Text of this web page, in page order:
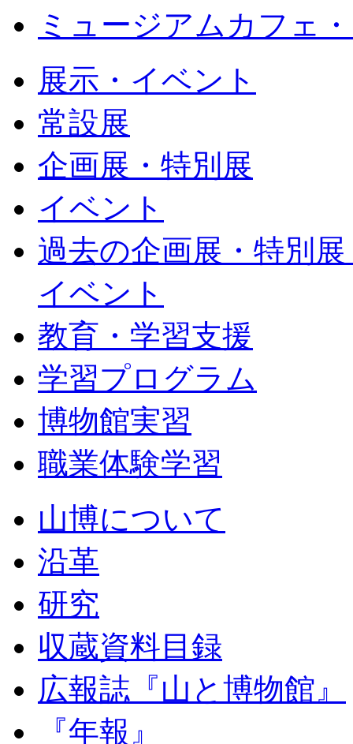
ミュージアムカフェ
展示・イベント
常設展
企画展・特別展
イベント
過去の企画展・特別展
イベント
教育・学習支援
学習プログラム
博物館実習
職業体験学習
山博について
沿革
研究
収蔵資料目録
広報誌『山と博物館』
『年報』